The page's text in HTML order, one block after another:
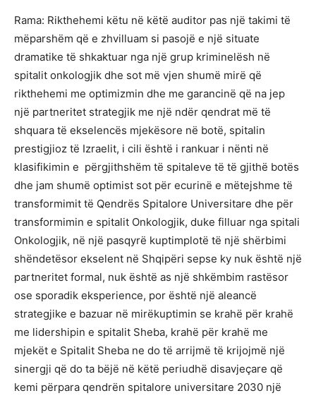
Rama: Rikthehemi këtu në këtë auditor pas një takimi të
mëparshëm që e zhvilluam si pasojë e një situate
dramatike të shkaktuar nga një grup kriminelësh në
spitalit onkologjik dhe sot më vjen shumë mirë që
rikthehemi me optimizmin dhe me garancinë që na jep
një partneritet strategjik me një ndër qendrat më të
shquara të ekselencës mjekësore në botë, spitalin
prestigjioz të Izraelit, i cili është i rankuar i nënti në
klasifikimin e përgjithshëm të spitaleve të të gjithë botës
dhe jam shumë optimist sot për ecurinë e mëtejshme të
transformimit të Qendrës Spitalore Universitare dhe për
transformimin e spitalit Onkologjik, duke filluar nga spitali
Onkologjik, në një pasqyrë kuptimplotë të një shërbimi
shëndetësor ekselent në Shqipëri sepse ky nuk është një
partneritet formal, nuk është as një shkëmbim rastësor
ose sporadik eksperience, por është një aleancë
strategjike e bazuar në mirëkuptimin se krahë për krahë
me lidershipin e spitalit Sheba, krahë për krahë me
mjekët e Spitalit Sheba ne do të arrijmë të krijojmë një
sinergji që do ta bëjë në këtë periudhë disavjeçare që
kemi përpara qendrën spitalore universitare 2030 një